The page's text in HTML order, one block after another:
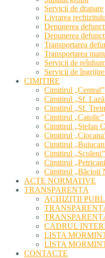
Servicii de drapare
Livrarea
Depunerea
Depunerea
Transportarea
Transportarea
Servicii de
Servicii de
CIMITIRE
Cimitirul „Central”
Cimitirul „Sf.
Cimitirul „Sf.
Cimitirul „Catolic”
Cimitirul „Ştefan
Cimitirul
Cimitirul
Cimitirul „Sculeni”
Cimitirul
Cimitirul „Băcioii
ACTE NORMATIVE
TRANSPARENȚA
ACHIZIȚII
CADRUL
LISTA
LISTA
CONTACTE